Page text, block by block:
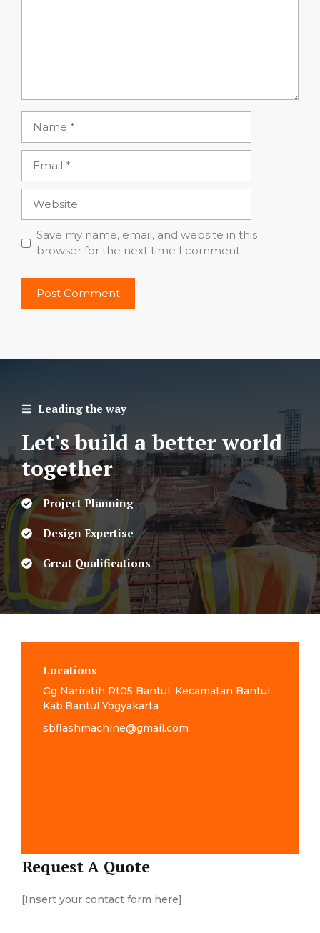
Save my name, email, and website in this
browser for the next time I comment.
Leading the way
Let's build a better world
together
Project Planning
Design Expertise
Great Qualifications
Locations
Gg Nariratih Rt05 Bantul, Kecamatan Bantul
Kab.Bantul Yogyakarta
sbflashmachine@gmail.com
Request A Quote
[Insert your contact form here]